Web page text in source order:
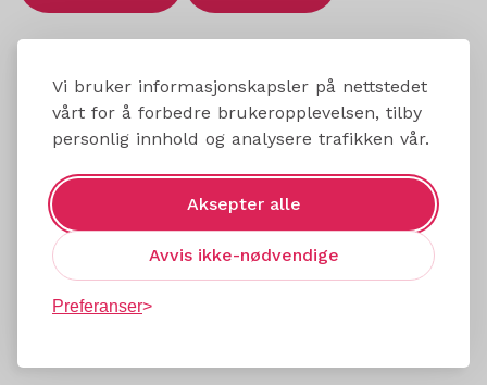
Vi bruker informasjonskapsler på nettstedet
vårt for å forbedre brukeropplevelsen, tilby
personlig innhold og analysere trafikken vår.
Aksepter alle
Avvis ikke-nødvendige
Preferanser